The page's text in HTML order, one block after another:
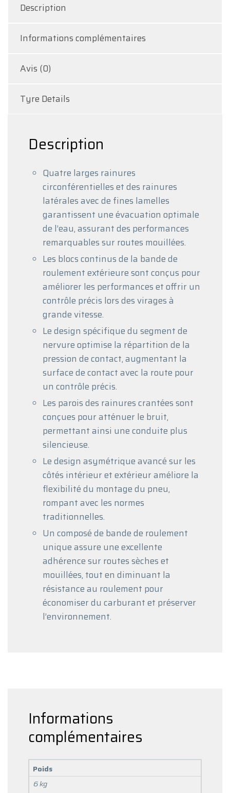
Description
Informations complémentaires
Avis (0)
Tyre Details
Description
Quatre larges rainures
circonférentielles et des rainures
latérales avec de fines lamelles
garantissent une évacuation optimale
de l’eau, assurant des performances
remarquables sur routes mouillées.
Les blocs continus de la bande de
roulement extérieure sont conçus pour
améliorer les performances et offrir un
contrôle précis lors des virages à
grande vitesse.
Le design spécifique du segment de
nervure optimise la répartition de la
pression de contact, augmentant la
surface de contact avec la route pour
un contrôle précis.
Les parois des rainures crantées sont
conçues pour atténuer le bruit,
permettant ainsi une conduite plus
silencieuse.
Le design asymétrique avancé sur les
côtés intérieur et extérieur améliore la
flexibilité du montage du pneu,
rompant avec les normes
traditionnelles.
Un composé de bande de roulement
unique assure une excellente
adhérence sur routes sèches et
mouillées, tout en diminuant la
résistance au roulement pour
économiser du carburant et préserver
l’environnement.
Informations
complémentaires
Poids
6 kg